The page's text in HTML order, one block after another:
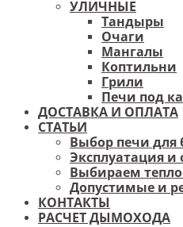
УЛИЧНЫЕ
Тандыры
Очаги
Мангалы
Коптильни
Грили
Печи под
ДОСТАВКА И ОПЛАТА
СТАТЬИ
Выбор печи
Эксплуатация
Выбираем
Допустимые и
КОНТАКТЫ
РАСЧЕТ ДЫМОХОДА